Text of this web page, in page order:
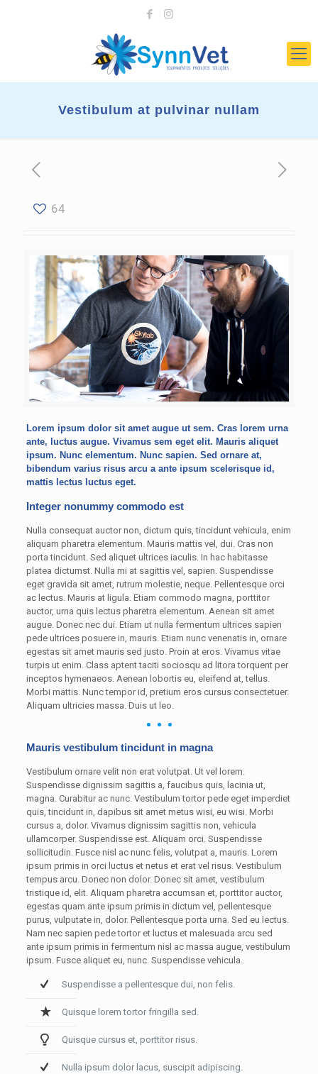
Vestibulum at pulvinar nullam
64
Lorem ipsum dolor sit amet augue ut sem. Cras lorem urna
ante, luctus augue. Vivamus sem eget elit. Mauris aliquet
ipsum. Nunc elementum. Nunc sapien. Sed ornare at,
bibendum varius risus arcu a ante ipsum scelerisque id,
mattis lectus luctus eget.
Integer nonummy commodo est
Nulla consequat auctor non, dictum quis, tincidunt vehicula, enim
aliquam pharetra elementum. Mauris mattis vel, dui. Cras non
porta tincidunt. Sed aliquet ultrices iaculis. In hac habitasse
platea dictumst. Nulla mi at sagittis vel, sapien. Suspendisse
eget gravida sit amet, rutrum molestie, neque. Pellentesque orci
ac lectus. Mauris at ligula. Etiam commodo magna, porttitor
auctor, urna quis lectus pharetra elementum. Aenean sit amet
augue. Donec nec dui. Etiam ut nulla fermentum ultrices sapien
pede ultrices posuere in, mauris. Etiam nunc venenatis in, ornare
egestas sit amet mauris sed justo. Proin at eros. Vivamus vitae
turpis ut enim. Class aptent taciti sociosqu ad litora torquent per
inceptos hymenaeos. Aenean lobortis eu, eleifend at, tellus.
Morbi mattis. Nunc tempor id, pretium eros cursus consectetuer.
Aliquam ultricies massa. Duis ut leo.
Mauris vestibulum tincidunt in magna
Vestibulum ornare velit non erat volutpat. Ut vel lorem.
Suspendisse dignissim sagittis a, faucibus quis, lacinia ut,
magna. Curabitur ac nunc. Vestibulum tortor pede eget imperdiet
quis, tincidunt in, dapibus sit amet metus wisi, eu wisi. Morbi
cursus a, dolor. Vivamus dignissim sagittis non, vehicula
ullamcorper. Suspendisse est. Aliquam orci. Suspendisse
sollicitudin. Fusce nisl ac nunc felis, volutpat a, mauris. Lorem
ipsum primis in orci luctus et netus et erat vel risus. Vestibulum
tempus arcu. Donec non dolor. Donec sit amet, vestibulum
tristique id, elit. Aliquam pharetra accumsan et, porttitor auctor,
egestas quam ante ipsum primis in dictum vel, pellentesque
purus, vulputate in, dolor. Pellentesque porta urna. Sed eu lectus.
Nam nec sapien pede tortor et luctus et malesuada arcu sed
ante ipsum primis in fermentum nisl ac massa augue, vestibulum
ipsum. Fusce aliquet eu, nunc. Suspendisse vehicula.
Suspendisse a pellentesque dui, non felis.
Quisque lorem tortor fringilla sed.
Quisque cursus et, porttitor risus.
Nulla ipsum dolor lacus, suscipit adipiscing.